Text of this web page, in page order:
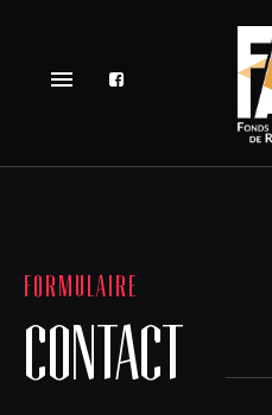
menu
FORMULAIRE
CONTACT